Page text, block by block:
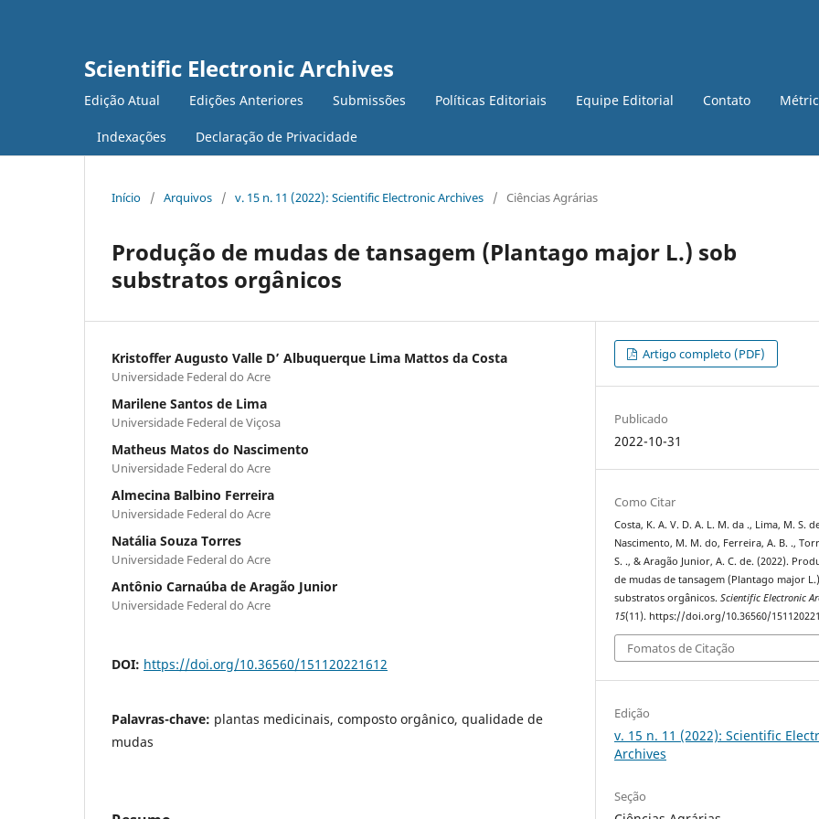
Scientific Electronic Archives
Edição Atual Edições Anteriores Submissões Políticas Editoriais Equipe Editorial Contato
Indexações Declaração de Privacidade
Início / Arquivos / v. 15 n. 11 (2022): Scientific Electronic Archives / Ciências Agrárias
Produção de mudas de tansagem (Plantago major L.) sob
substratos orgânicos
Kristoffer Augusto Valle D’ Albuquerque Lima Mattos da Costa
Universidade Federal do Acre
Marilene Santos de Lima
Universidade Federal de Viçosa
Matheus Matos do Nascimento
Universidade Federal do Acre
Almecina Balbino Ferreira
Universidade Federal do Acre
Natália Souza Torres
Universidade Federal do Acre
Antônio Carnaúba de Aragão Junior
Universidade Federal do Acre
DOI: https://doi.org/10.36560/151120221612
Palavras-chave: plantas medicinais, composto orgânico, qualidade de
mudas
Artigo completo (PDF)
Publicado
2022-10-31
Como Citar
Costa, K. A. V. D. A. L. M. da ., Lima, M. S.
Nascimento, M. M. do, Ferreira, A. B. .,
S. ., & Aragão Junior, A. C. de. (2022).
de mudas de tansagem (Plantago major
substratos orgânicos.Scientific Electronic
15(11). https://doi.org/10.36560/
Fomatos de Citação
Edição
v. 15 n. 11 (2022): Scientific
Archives
Seção